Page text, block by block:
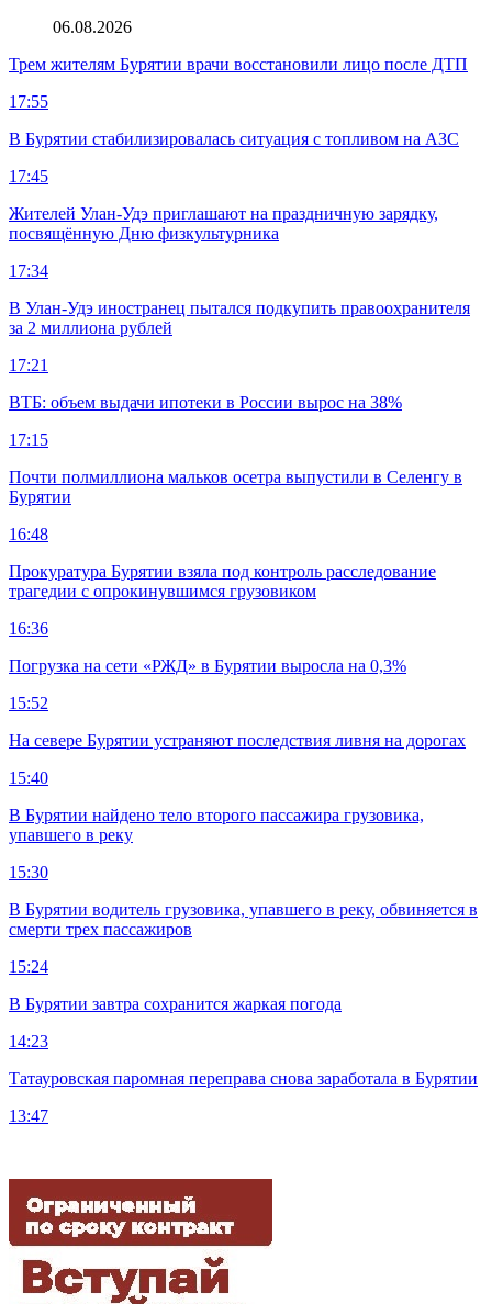
06.08.2026
Трем жителям Бурятии врачи восстановили лицо после ДТП
17:55
В Бурятии стабилизировалась ситуация с топливом на АЗС
17:45
Жителей Улан-Удэ приглашают на праздничную зарядку,
посвящённую Дню физкультурника
17:34
В Улан-Удэ иностранец пытался подкупить правоохранителя
за 2 миллиона рублей
17:21
ВТБ: объем выдачи ипотеки в России вырос на 38%
17:15
Почти полмиллиона мальков осетра выпустили в Селенгу в
Бурятии
16:48
Прокуратура Бурятии взяла под контроль расследование
трагедии с опрокинувшимся грузовиком
16:36
Погрузка на сети «РЖД» в Бурятии выросла на 0,3%
15:52
На севере Бурятии устраняют последствия ливня на дорогах
15:40
В Бурятии найдено тело второго пассажира грузовика,
упавшего в реку
15:30
В Бурятии водитель грузовика, упавшего в реку, обвиняется в
смерти трех пассажиров
15:24
В Бурятии завтра сохранится жаркая погода
14:23
Татауровская паромная переправа снова заработала в Бурятии
13:47